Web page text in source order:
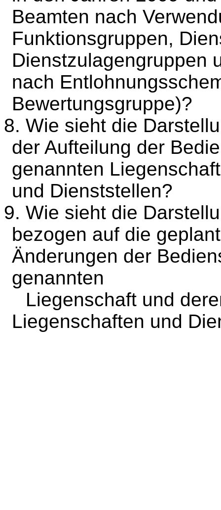
Beamten nach
Funktionsgruppen,
Dienstzulagengruppen
nach
Bewertungsgruppe)?
8. Wie sieht die
der Aufteilung der
genannten
und Dienststellen?
9. Wie sieht die
bezogen auf die
Änderungen der
genannten
Liegenschaft und
Liegenschaften und